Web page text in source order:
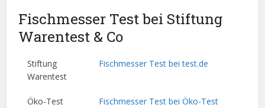
Fischmesser Test bei Stiftung
Warentest & Co
Stiftung
Warentest
Fischmesser Test bei test.de
Öko-Test Fischmesser Test bei Öko-Test